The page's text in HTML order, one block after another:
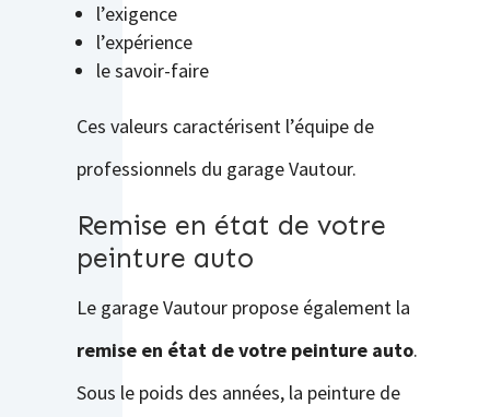
l’exigence
l’expérience
le savoir-faire
Ces valeurs caractérisent l’équipe de
professionnels du garage Vautour.
Remise en état de votre
peinture auto
Le garage Vautour propose également la
remise en état de votre peinture auto.
Sous le poids des années, la peinture de